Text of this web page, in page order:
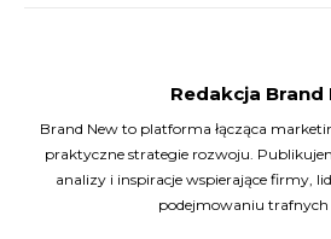
Redakcja Brand
Brand New to platforma łącząca
praktyczne strategie rozwoju.
analizy i inspiracje wspierające firmy,
podejmowaniu trafnych